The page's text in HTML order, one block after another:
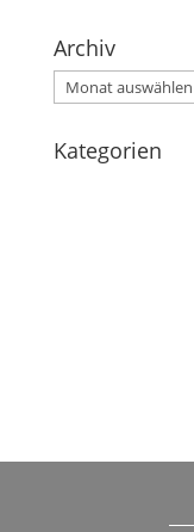
Archiv
Archiv
Kategorien